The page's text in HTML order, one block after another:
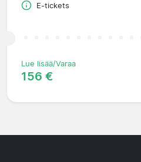
E-tickets
Lue lisää/Varaa
156 €